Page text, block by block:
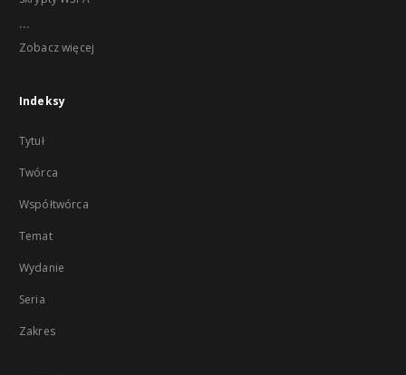
...
Zobacz więcej
Indeksy
Tytuł
Twórca
Współtwórca
Temat
Wydanie
Seria
Zakres